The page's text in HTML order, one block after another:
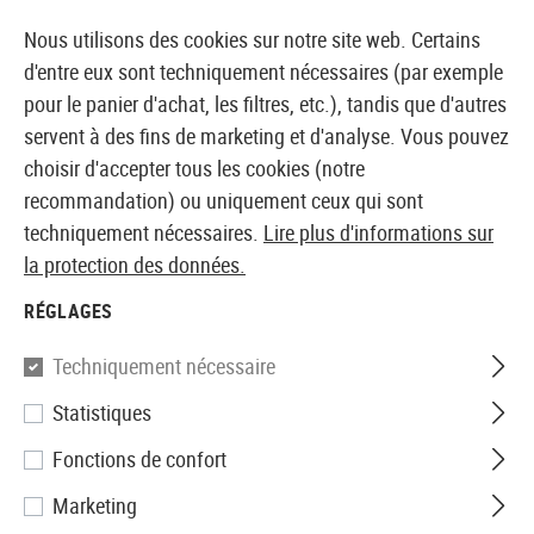
BOUTIQUE ET GROSSISTE EUROPÉEN AIRSOFT
COMMERCE DE GROS ET
DISTRIBUTION D'AIRSOFT
Situé au cœur de l'Europe, en Autriche,
Airsoftzone est un fournisseur B2B de
Nous utilisons des cookies sur notre site web. Certains
d'entre eux sont techniquement nécessaires (par exemple
pour le panier d'achat, les filtres, etc.), tandis que d'autres
servent à des fins de marketing et d'analyse. Vous pouvez
choisir d'accepter tous les cookies (notre
recommandation) ou uniquement ceux qui sont
techniquement nécessaires. Lire plus d'informations sur
la protection des données.
RÉGLAGES
Techniquement nécessaire
Statistiques
Fonctions de confort
Marketing